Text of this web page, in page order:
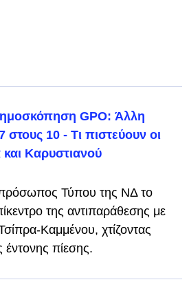
GPO: Άλλη
στους 10 - Τι πιστεύουν οι
και Καρυστιανού
Τύπου της ΝΔ το
της αντιπαράθεσης με
Καμμένου, χτίζοντας
πίεσης.